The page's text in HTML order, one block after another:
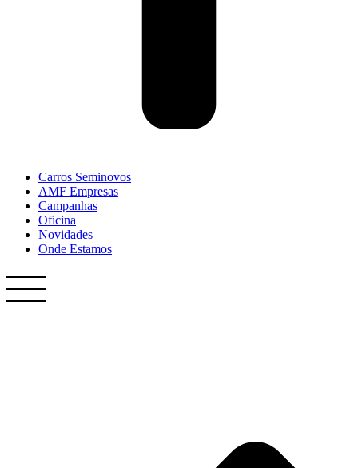
Carros Seminovos
AMF Empresas
Campanhas
Oficina
Novidades
Onde Estamos